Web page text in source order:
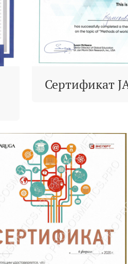
Сертификат